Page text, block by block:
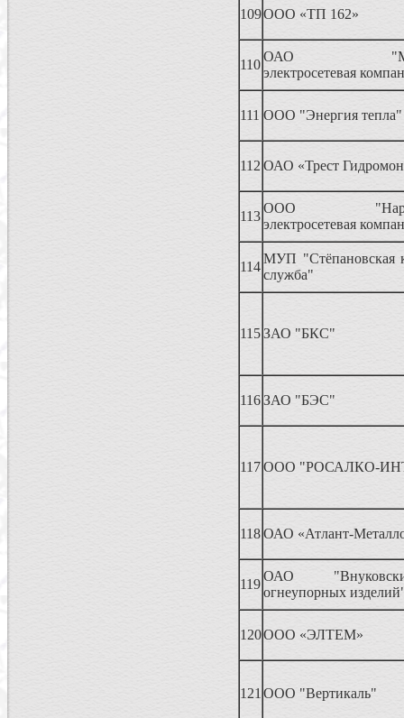
109ООО «ТП 162»
110
ОАО
электросетевая
111 ООО "Энергия тепла"
112 ОАО «Трест
113
ООО "Наро-
электросетевая
114
МУП "Стёпановская
служба"
115ЗАО "БКС"
116ЗАО "БЭС"
117ООО "РОСАЛКО-
118ОАО «Атлант-
119
ОАО
огнеупорных
120ООО «ЭЛТЕМ»
121 ООО "Вертикаль"